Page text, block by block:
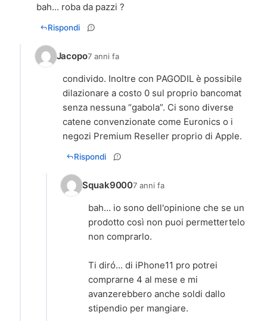
bah... roba da pazzi ?
Rispondi
Jacopo7 anni fa
condivido. Inoltre con PAGODIL è possibile
dilazionare a costo 0 sul proprio bancomat
senza nessuna “gabola”. Ci sono diverse
catene convenzionate come Euronics o i
negozi Premium Reseller proprio di Apple.
Rispondi
Squak90007 anni fa
bah... io sono dell'opinione che se un
prodotto così non puoi permettertelo
non comprarlo.
Ti diró... di iPhone11 pro potrei
comprarne 4 al mese e mi
avanzerebbero anche soldi dallo
stipendio per mangiare.